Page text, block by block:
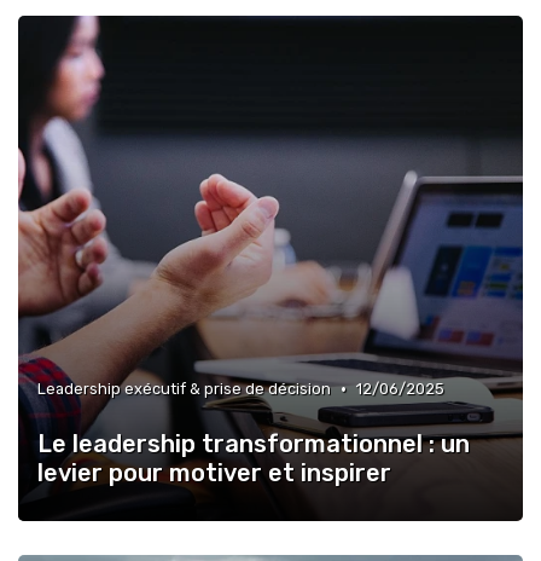
Leadership exécutif & prise de décision • 12/06/2025
Le leadership transformationnel : un
levier pour motiver et inspirer